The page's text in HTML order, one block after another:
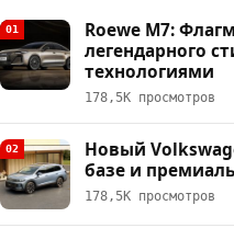
01
Roewe M7:
легендарного
технологиями
178,5К просмотров
02
Новый
базе и
178,5К просмотров